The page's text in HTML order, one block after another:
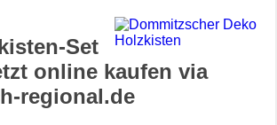
Set
online kaufen via
regional.de